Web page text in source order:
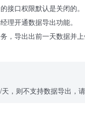
接口权限默认是关闭的。
理开通数据导出功能。
，导出出前一天数据并
，则不支持数据导出，请